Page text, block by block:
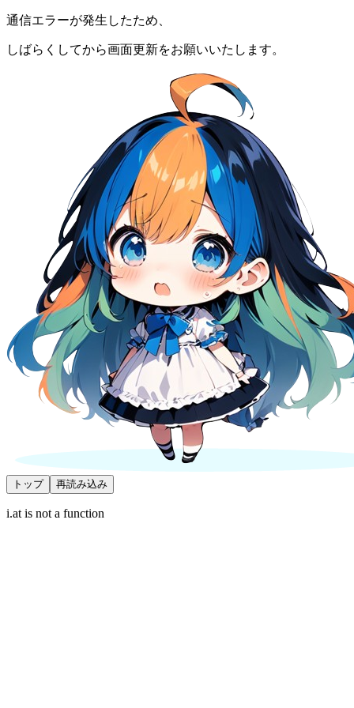
通信エラーが発生したため、
しばらくしてから画面更新をお願いいたします。
トップ 再読み込み
i.at is not a function